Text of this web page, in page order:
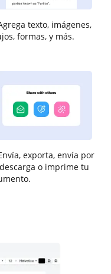
texto, imágenes,
formas, y más.
exporta, envía por
o imprime tu